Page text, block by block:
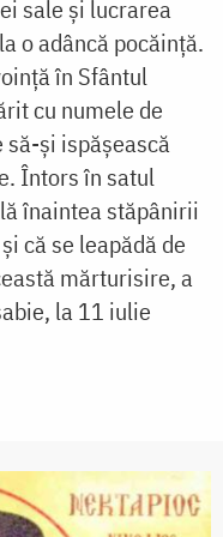
sale și lucrarea
o adâncă pocăință.
în Sfântul
cu numele de
și ispășească
Întors în satul
înaintea stăpânirii
că se leapădă de
mărturisire, a
la 11 iulie